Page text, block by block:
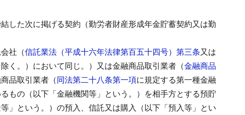
した次に掲げる契約（勤労者財産形成年金貯蓄契約又は勤
社（信託業法（平成十六年法律第百五十四号）第三条又は
く。）において同じ。）又は金融商品取引業者（金融商品
品取引業者（同法第二十八条第一項に規定する第一種金融
もの（以下「金融機関等」という。）を相手方とする預貯
」という。）の預入、信託又は購入（以下「預入等」とい